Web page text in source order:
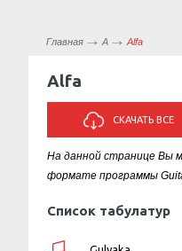
Главная А Alfa
Alfa
СКАЧАТЬ ВСЕ
На данной странице Вы
формате программы
Список табулатур